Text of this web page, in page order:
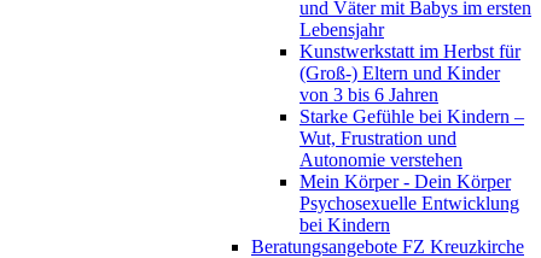
und Väter mit Babys im ersten
Lebensjahr
Kunstwerkstatt im Herbst für
(Groß-) Eltern und Kinder
von 3 bis 6 Jahren
Starke Gefühle bei Kindern –
Wut, Frustration und
Autonomie verstehen
Mein Körper - Dein Körper
Psychosexuelle Entwicklung
bei Kindern
Beratungsangebote FZ Kreuzkirche